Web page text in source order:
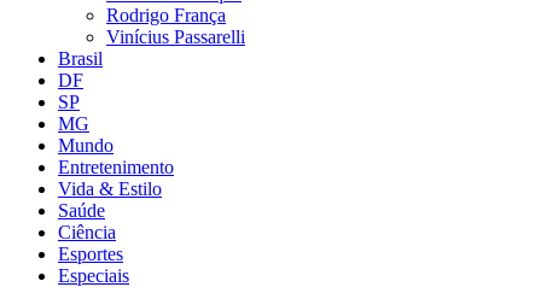
Rodrigo França
Vinícius Passarelli
Brasil
DF
SP
MG
Mundo
Entretenimento
Vida & Estilo
Saúde
Ciência
Esportes
Especiais